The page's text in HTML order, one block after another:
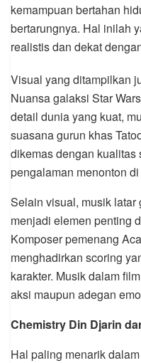
kemampuan bertahan
bertarungnya. Hal inilah
realistis dan dekat
Visual yang ditampilkan
Nuansa galaksi Star
detail dunia yang kuat,
suasana gurun khas
dikemas dengan kualitas
pengalaman menonton
Selain visual, musik
menjadi elemen penting
Komposer pemenang
menghadirkan scoring
karakter. Musik dalam
aksi maupun adegan
Chemistry Din Djarin
Hal paling menarik